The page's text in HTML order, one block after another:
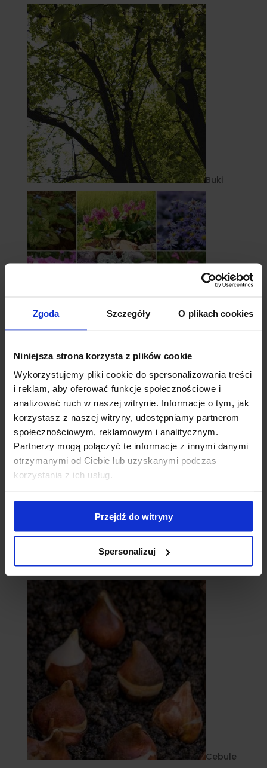
Zgoda Szczegóły O plikach cookies
Niniejsza strona korzysta z plików cookie
Wykorzystujemy pliki cookie do spersonalizowania treści
i reklam, aby oferować funkcje społecznościowe i
analizować ruch w naszej witrynie. Informacje o tym, jak
korzystasz z naszej witryny, udostępniamy partnerom
społecznościowym, reklamowym i analitycznym.
Partnerzy mogą połączyć te informacje z innymi danymi
otrzymanymi od Ciebie lub uzyskanymi podczas
korzystania z ich usług.
Przejdź do witryny
Spersonalizuj
Buki
- surmie
Cebule